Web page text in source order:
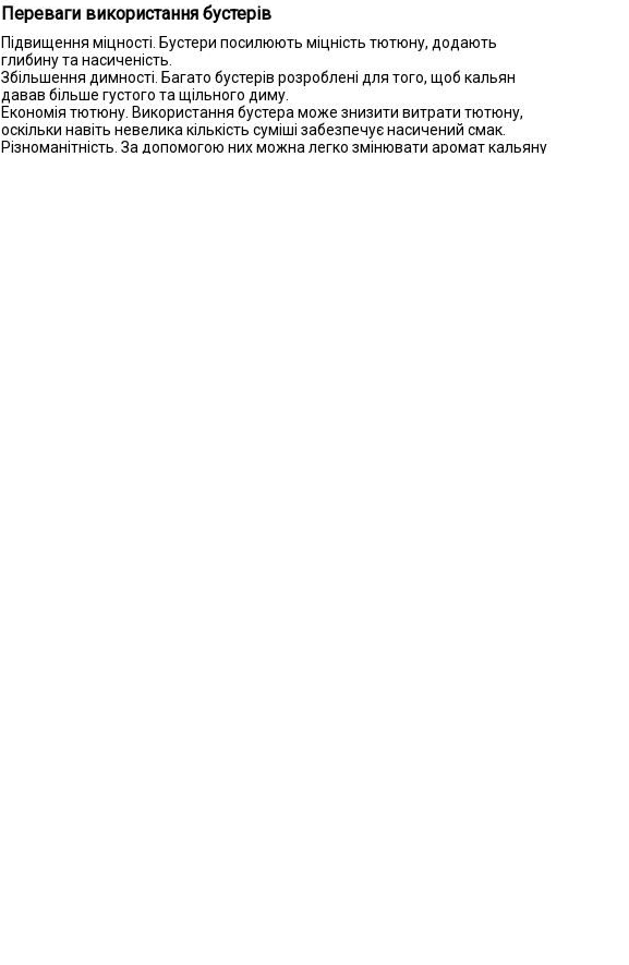
Переваги використання бустерів
Підвищення міцності. Бустери посилюють міцність тютюну, додають
глибину та насиченість.
Збільшення димності. Багато бустерів розроблені для того, щоб кальян
давав більше густого та щільного диму.
Економія тютюну. Використання бустера може знизити витрати тютюну,
оскільки навіть невелика кількість суміші забезпечує насичений смак.
Різноманітність. За допомогою них можна легко змінювати аромат кальяну